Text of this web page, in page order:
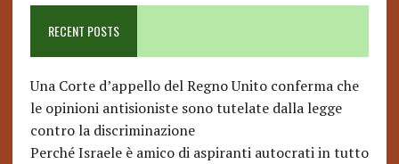
RECENT POSTS
Una Corte d’appello del Regno Unito conferma che
le opinioni antisioniste sono tutelate dalla legge
contro la discriminazione
Perché Israele è amico di aspiranti autocrati in tutto